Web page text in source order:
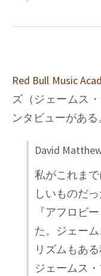
Red Bull Music
ズ（ジェームス
ンタビューがある
David
私がこれま
しいものだ
『アフロビ
た。ジェー
リズムもあ
ジェームス